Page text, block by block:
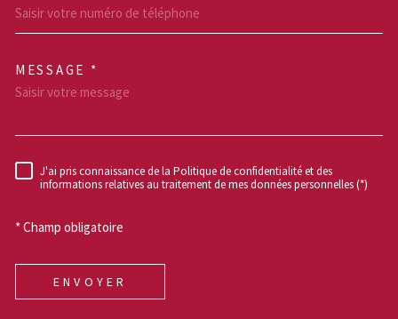
MESSAGE *
RÈGLEMENTATION
J'ai pris connaissance de la Politique de confidentialité et des
informations relatives au traitement de mes données personnelles (*)
* Champ obligatoire
ENVOYER